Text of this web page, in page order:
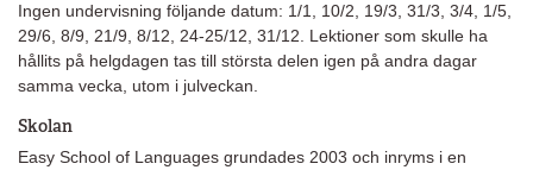
Ingen undervisning följande datum: 1/1, 10/2, 19/3, 31/3, 3/4, 1/5,
29/6, 8/9, 21/9, 8/12, 24-25/12, 31/12. Lektioner som skulle ha
hållits på helgdagen tas till största delen igen på andra dagar
samma vecka, utom i julveckan.
Skolan
Easy School of Languages grundades 2003 och inryms i en